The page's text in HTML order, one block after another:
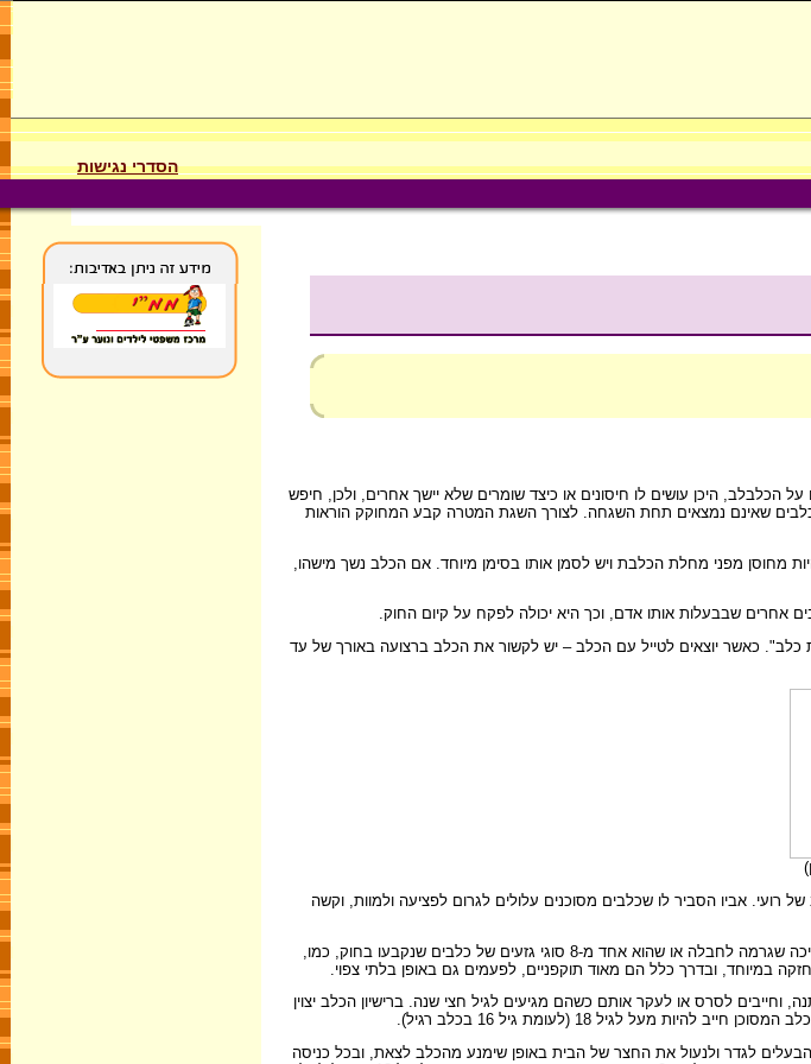
הסדרי נגישות
הכלבלב, היכן עושים לו חיסונים או כיצד שומרים שלא יישך אחרים, ולכן, חיפש
שאינם נמצאים תחת השגחה. לצורך השגת המטרה קבע המחוקק הוראות
כך על הכלב להיות מחוסן מפני מחלת הכלבת ויש לסמן אותו בסימן מיוחד. אם הכלב נשך מישהו,
אחרים שבבעלות אותו אדם, וכך היא יכולה לפקח על קיום החוק.
כאשר יוצאים לטייל עם הכלב – יש לקשור את הכלב ברצועה באורך של עד
רועי. אביו הסביר לו שכלבים מסוכנים עלולים לגרום לפציעה ולמוות, וקשה
החוק קובע כללים חמורים יותר לגבי החזקת כלבים מסוכנים. כלב מסוכן הוא כלב מעל גיל 3 חודשים שנשך נשיכה שגרמה לחבלה או שהוא אחד מ-8 סוגי גזעים של כלבים שנקבעו בחוק, כמו,
במיוחד, ובדרך כלל הם מאוד תוקפניים, לפעמים גם באופן בלתי צפוי.
לסרס או לעקר אותם כשהם מגיעים לגיל חצי שנה. ברישיון הכלב יצוין
לגיל 18 (לעומת גיל 16 בכלב רגיל).
המסוכן צריך להיות סגור במחסום למשך כל הזמן שבו הוא שוהה בקרבת ילד מתחת לגיל 16. על הבעלים לגדר ולנעול את החצר של הבית באופן שימנע מהכלב לצאת, ובכל כניסה